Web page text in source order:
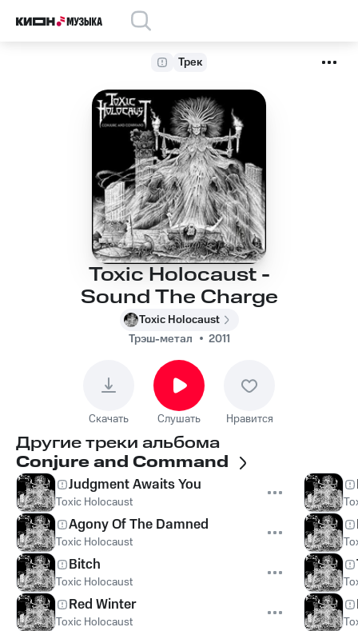
Трек
Toxic Holocaust -
Sound The Charge
Toxic Holocaust
Трэш-метал
2011
Скачать Слушать Нравится
Другие треки альбома
Conjure and Command
Judgment Awaits You
Toxic Holocaust
Agony Of The Damned
Toxic Holocaust
Bitch
Toxic Holocaust
Red Winter
Toxic Holocaust